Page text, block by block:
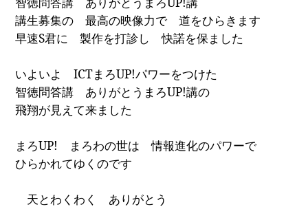
講生募集の 最高の映像力で 道をひらきます
早速S君に 製作を打診し 快諾を保ました
いよいよICTまろUP!パワーをつけた
智徳問答講 ありがとうまろUP!講の
飛翔が見えて来ました
まろUP!
まろわの世は 情報進化のパワーで
ひらかれてゆくのです
天とわくわく ありがとう